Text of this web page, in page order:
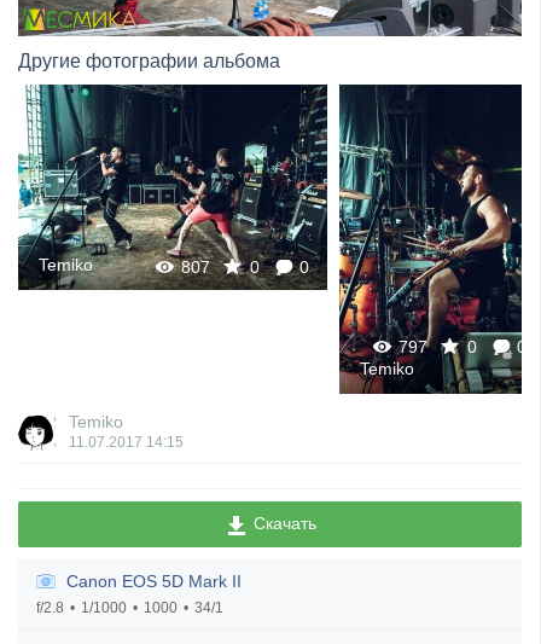
Другие фотографии альбома
807 0 0
Temiko
797 0
0
Temiko
Temiko
11.07.2017 14:15
Скачать
Canon EOS 5D Mark II
f/2.8 1/1000 1000 34/1